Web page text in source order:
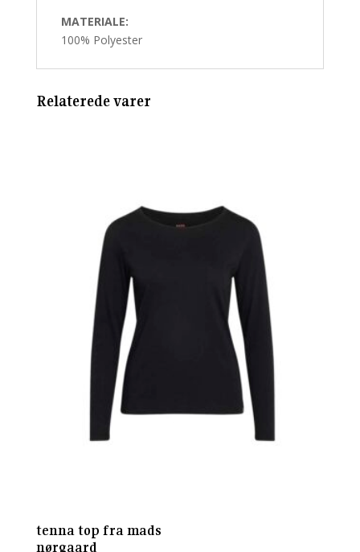
MATERIALE:
100% Polyester
Relaterede varer
tenna top fra mads
nørgaard